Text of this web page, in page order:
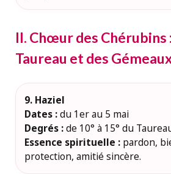
II. Chœur des Chérubins
Taureau et des
9. Haziel
Dates :du 1er au 5 mai
Degrés :de 10° à 15° du
Essence spirituelle : pardon,
protection, amitié sincère.